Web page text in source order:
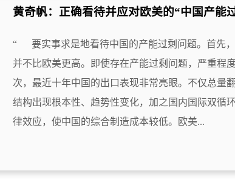
黄奇帆：正确看待并应对欧美的“中国产能
“ 要实事求是地看待中国的产能过剩问题。首先
并不比欧美更高。即使存在产能过剩问题，严重程
次，最近十年中国的出口表现非常亮眼。不仅总量
结构出现根本性、趋势性变化，加之国内国际双循
律效应，使中国的综合制造成本较低。欧美...